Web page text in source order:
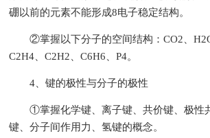
硼以前的元素不能形成8电子稳定结构。
②掌握以下分子的空间结构：CO2、H2O
C2H4、C2H2、C6H6、P4。
4、键的极性与分子的极性
①掌握化学键、离子键、共价键、极性
键、分子间作用力、氢键的概念。